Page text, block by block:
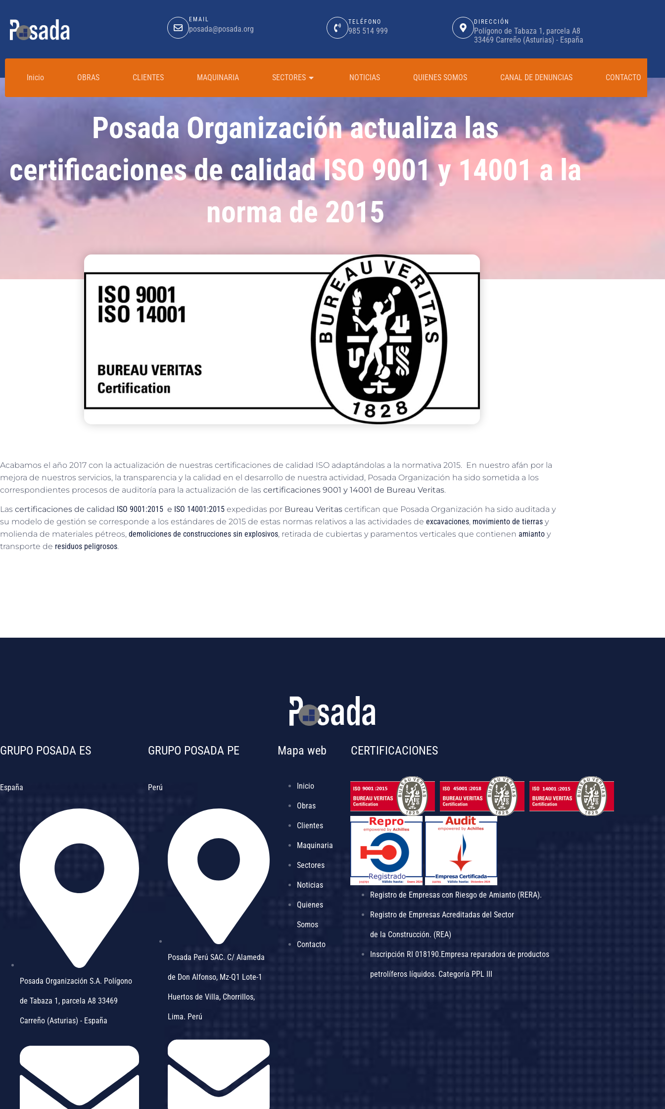
EMAIL
posada@posada.org
TELÉFONO
985 514 999
DIRECCIÓN
Polígono de Tabaza 1, parcela A8
33469 Carreño (Asturias) - España
Inicio OBRAS CLIENTES MAQUINARIA SECTORES NOTICIAS QUIENES SOMOS CANAL DE DENUNCIAS CONTACTO
Posada Organización actualiza las
certificaciones de calidad ISO 9001 y 14001 a la
norma de 2015
Acabamos el año 2017 con la actualización de nuestras certificaciones de calidad ISO adaptándolas a la normativa 2015. En nuestro afán por la
mejora de nuestros servicios, la transparencia y la calidad en el desarrollo de nuestra actividad, Posada Organización ha sido sometida a los
correspondientes procesos de auditoría para la actualización de las certificaciones 9001 y 14001 de Bureau Veritas.
Las certificaciones de calidad ISO 9001:2015 e ISO 14001:2015 expedidas por Bureau Veritas certifican que Posada Organización ha sido auditada y
su modelo de gestión se corresponde a los estándares de 2015 de estas normas relativos a las actividades de excavaciones, movimiento de tierras y
molienda de materiales pétreos, demoliciones de construcciones sin explosivos, retirada de cubiertas y paramentos verticales que contienen amianto y
transporte de residuos peligrosos.
GRUPO POSADA ES
España
Posada Organización S.A. Polígono
de Tabaza 1, parcela A8 33469
Carreño (Asturias) - España
GRUPO POSADA PE
Perú
Posada Perú SAC. C/ Alameda
de Don Alfonso, Mz-Q1 Lote-1
Huertos de Villa, Chorrillos,
Lima. Perú
Mapa web
Inicio
Obras
Clientes
Maquinaria
Sectores
Noticias
Quienes
Somos
Contacto
CERTIFICACIONES
Registro de Empresas con Riesgo de Amianto (RERA).
Registro de Empresas Acreditadas del Sector
de la Construcción. (REA)
Inscripción RI 018190.Empresa reparadora de productos
petrolíferos líquidos. Categoría PPL III